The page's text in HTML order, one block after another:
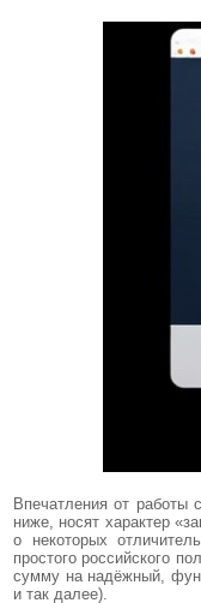
Впечатления от
ниже, носят характер
о некоторых
простого российского
сумму на надёжный,
и так далее).